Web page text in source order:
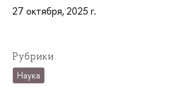
27 октября, 2025 г.
Рубрики
Наука